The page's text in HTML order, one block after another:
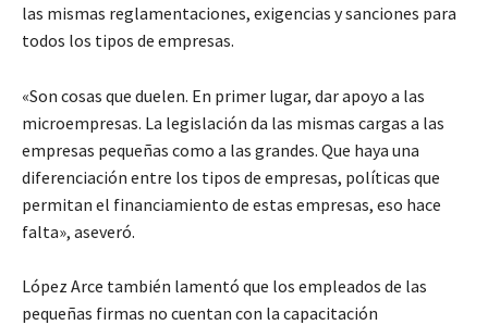
las mismas reglamentaciones, exigencias y sanciones para
todos los tipos de empresas.
«Son cosas que duelen. En primer lugar, dar apoyo a las
microempresas. La legislación da las mismas cargas a las
empresas pequeñas como a las grandes. Que haya una
diferenciación entre los tipos de empresas, políticas que
permitan el financiamiento de estas empresas, eso hace
falta», aseveró.
López Arce también lamentó que los empleados de las
pequeñas firmas no cuentan con la capacitación